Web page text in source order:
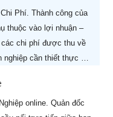
Phí. Thành công của
thuộc vào lợi nhuận –
chi phí được thu về
nghiệp cần thiết thực …
online. Quản đốc